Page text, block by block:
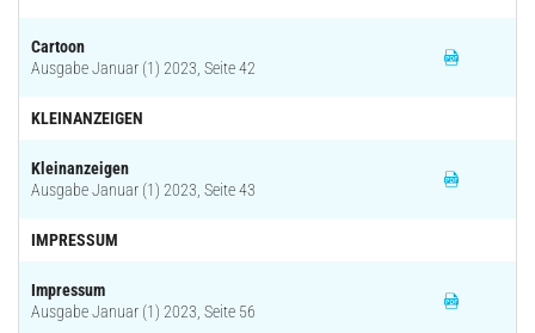
Cartoon
Ausgabe Januar (1) 2023, Seite 42
KLEINANZEIGEN
Kleinanzeigen
Ausgabe Januar (1) 2023, Seite 43
IMPRESSUM
Impressum
Ausgabe Januar (1) 2023, Seite 56